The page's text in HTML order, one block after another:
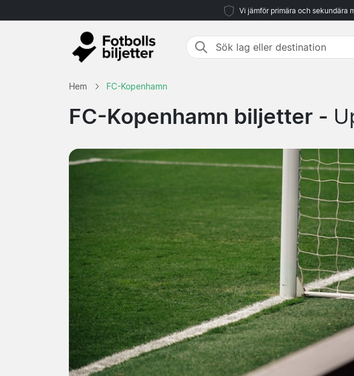
Vi jämför primära och sekundära
Hem FC-Kopenhamn
FC-Kopenhamn biljetter -